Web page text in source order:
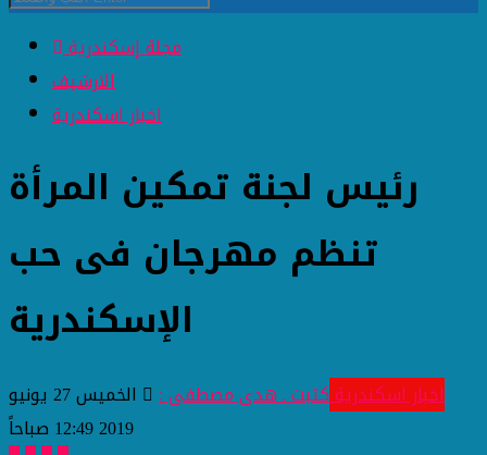
مجلة إسكندرية
الارشيف
اخبار اسكندرية
رئيس لجنة تمكين المرأة
تنظم مهرجان فى حب
الإسكندرية
اخبار اسكندريةكتبت ـ هدى مصطفى :
الخميس 27 يونيو
2019 12:49 صباحاً